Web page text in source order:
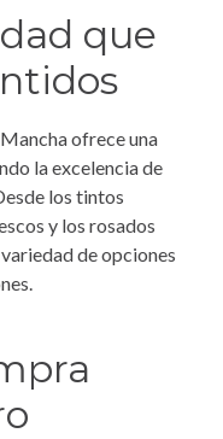
que
ofrece una
la excelencia de
los tintos
y los rosados
de opciones